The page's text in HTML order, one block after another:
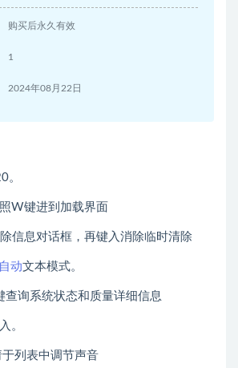
购买后永久有效
1
2024年08月22日
。
W键进到加载界面
信息对话框，再键入消除临时清除
动文本模式。
查询系统状态和质量详细信息
。
于列表中调节声音